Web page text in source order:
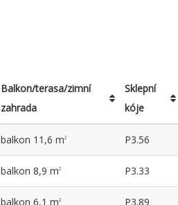
Balkon/terasa/zimní
zahrada
Sklepní
kóje
Balkon/terasa/zimní
zahrada
Sklepní
kóje
balkon 11,6 m2 P3.56
balkon 8,9 m2 P3.33
balkon 6,1 m2 P3.89